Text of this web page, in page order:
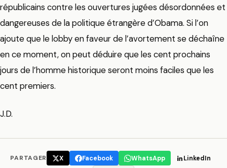
républicains contre les ouvertures jugées désordonnées et
dangereuses de la politique étrangère d’Obama. Si l’on
ajoute que le lobby en faveur de l’avortement se déchaîne
en ce moment, on peut déduire que les cent prochains
jours de l’homme historique seront moins faciles que les
cent premiers.
J.D.
PARTAGER X Facebook WhatsApp
LinkedIn